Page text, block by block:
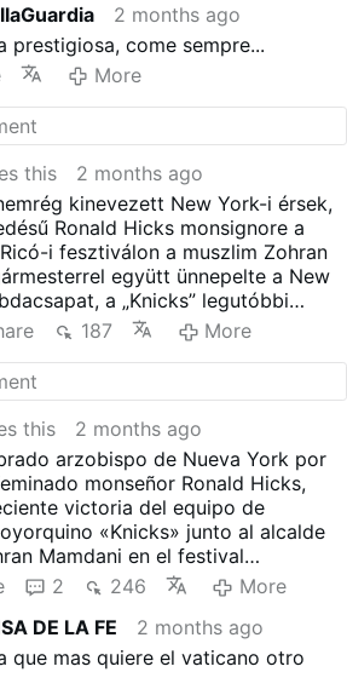
športove podujatia a maju z
alebo je to pre nich pračka
penazi. Dokonca športovci su
vedel naozaj oceniť šport, ked
deťmi futbal.
skutočná hra, kde ich učil viťaziť ale
to nasilu ako u profeisonalnych
či dokonca ako som sa stretol
Cenacolo, že povinne museli
futbal v nedeľu a navyše tvrdo,
pre viťazstvo.
ak nebudu rozlišovať a
aj šport, tak sa stanu otrokom
ukor Boha a rodin
della sua religione del basket.
2 months ago
prestigiosa, come sempre...
More
this
2 months ago
kinevezett New York-i érsek,
Ronald Hicks monsignore a
i fesztiválon a muszlim Zohran
együtt ünnepelte a New
a „Knicks” legutóbbi
Hicks visszaélt az
elhangzott homíliával, hogy ismét
beszéljen.
187 More
this
2 months ago
arzobispo de Nueva York por
monseñor Ronald Hicks,
victoria del equipo de
«Knicks» junto al alcalde
Mamdani en el festival
de la ciudad. El domingo, Hicks
durante la Eucaristía para
de su «religión del baloncesto».
2 246
More
DE LA FE
2 months ago
que mas quiere el vaticano otro